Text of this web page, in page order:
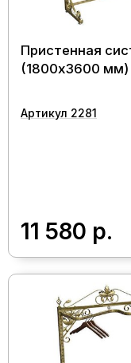
Пристенная
(1800х3600 мм)
Артикул 2281
11 580 р.